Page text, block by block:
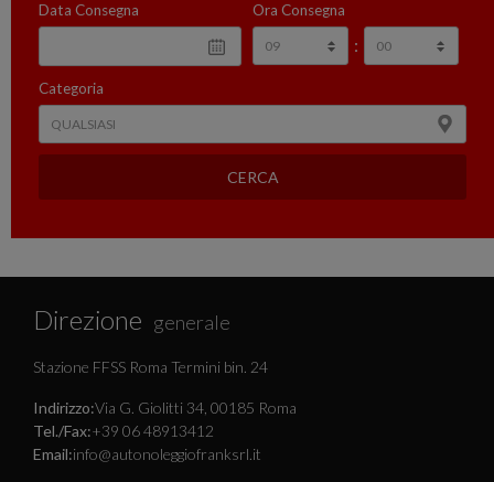
Data Consegna Ora Consegna
:
Categoria
CERCA
Direzione generale
Stazione FFSS Roma Termini bin. 24
Indirizzo:Via G. Giolitti 34, 00185 Roma
Tel./Fax:+39 06 48913412
Email:info@autonoleggiofranksrl.it